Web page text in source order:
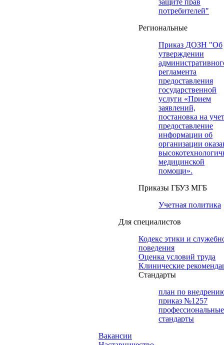
защите прав
потребителей"
Региональные
Приказ ДОЗН "Об
утверждении
регламента
предоставления
государственной
услуги «Прием
заявлений,
постановка на
предоставление
информации об
организации
медицинской
помощи».
Приказы ГБУЗ МГБ
Учетная политика
Для специалистов
Кодекс этики и
поведения
Оценка условий труда
Клинические
Cтандарты
план по
приказ №1257
профессиональные
стандарты
Вакансии